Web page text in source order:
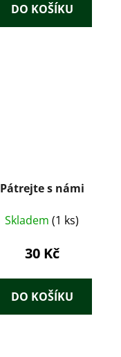
DO KOŠÍKU
Pátrejte s námi
Skladem (1 ks)
30 Kč
DO KOŠÍKU